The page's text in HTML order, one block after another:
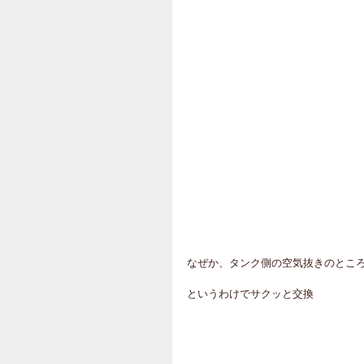
なぜか、タンク側の空気抜きのとこ
というわけでサクッと交換